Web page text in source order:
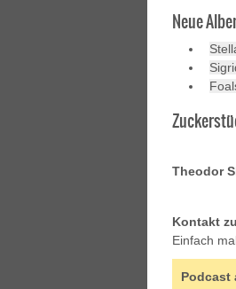
Neue
Theodor
Kontakt
Einfach
Podcast